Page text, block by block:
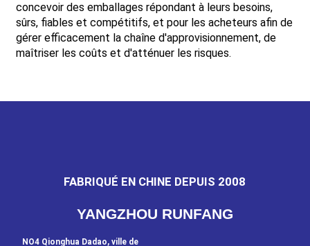
concevoir des emballages répondant à leurs besoins,
sûrs, fiables et compétitifs, et pour les acheteurs afin de
gérer efficacement la chaîne d'approvisionnement, de
maîtriser les coûts et d'atténuer les risques.
FABRIQUÉ EN CHINE DEPUIS 2008
YANGZHOU RUNFANG
NO4 Qionghua Dadao, ville de